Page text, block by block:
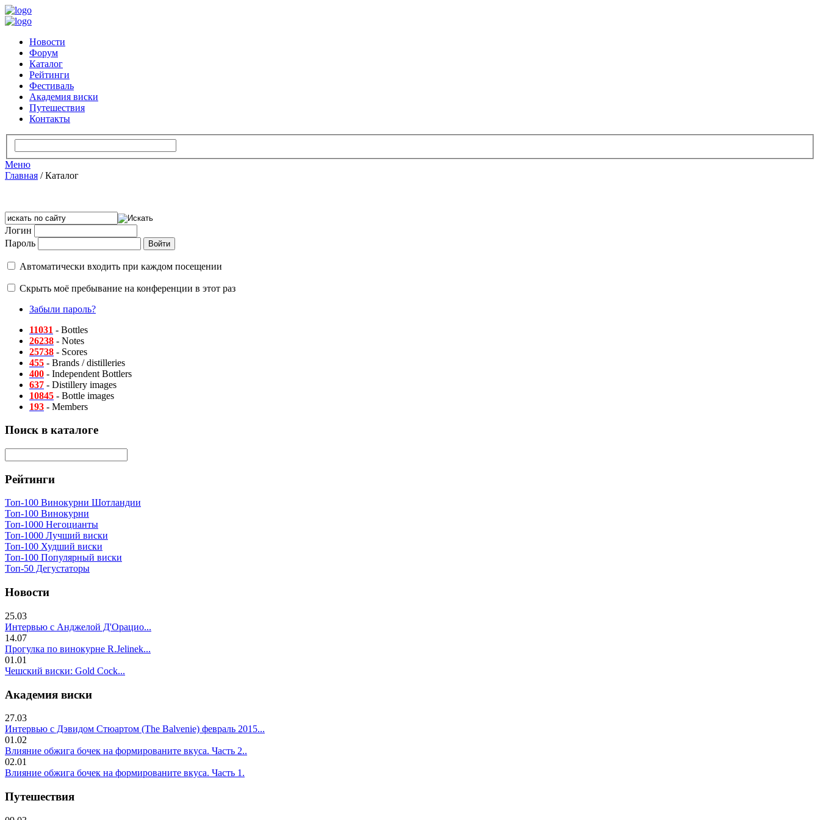
Новости
Форум
Каталог
Рейтинги
Фестиваль
Академия виски
Путешествия
Контакты
Меню
Главная /Каталог
Логин
Пароль
Автоматически входить при каждом посещении
Скрыть моё пребывание на конференции в этот раз
Забыли пароль?
11031 - Bottles
26238 - Notes
25738 - Scores
455 - Brands / distilleries
400 - Independent Bottlers
637 - Distillery images
10845 - Bottle images
193 - Members
Поиск в каталоге
Рейтинги
Топ-100 Винокурни Шотландии
Топ-100 Винокурни
Топ-1000 Негоцианты
Топ-1000 Лучший виски
Топ-100 Худший виски
Топ-100 Популярный виски
Топ-50 Дегустаторы
Новости
25.03
Интервью с Анджелой Д'Орацио...
14.07
Прогулка по винокурне R.Jelinek...
01.01
Чешский виски: Gold Cock...
Академия виски
27.03
Интервью с Дэвидом Стюартом (The Balvenie) февраль 2015...
01.02
Влияние обжига бочек на формированите вкуса. Часть 2..
02.01
Влияние обжига бочек на формированите вкуса. Часть 1.
Путешествия